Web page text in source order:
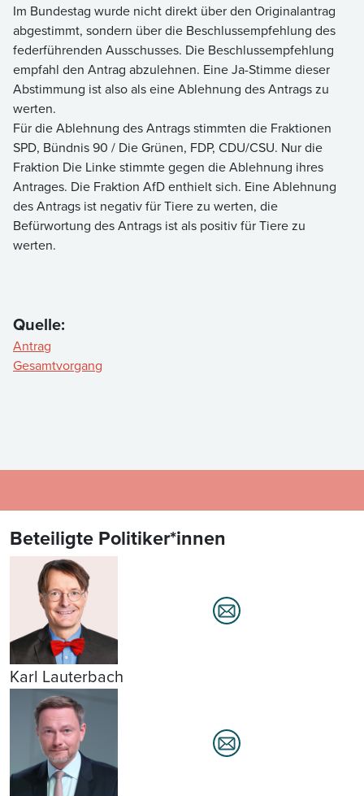
Im Bundestag wurde nicht direkt über den Originalantrag
abgestimmt, sondern über die Beschlussempfehlung des
federführenden Ausschusses. Die Beschlussempfehlung
empfahl den Antrag abzulehnen. Eine Ja-Stimme dieser
Abstimmung ist also als eine Ablehnung des Antrags zu
werten.
Für die Ablehnung des Antrags stimmten die Fraktionen
SPD, Bündnis 90 / Die Grünen, FDP, CDU/CSU. Nur die
Fraktion Die Linke stimmte gegen die Ablehnung ihres
Antrages. Die Fraktion AfD enthielt sich. Eine Ablehnung
des Antrags ist negativ für Tiere zu werten, die
Befürwortung des Antrags ist als positiv für Tiere zu
werten.
Quelle:
Antrag
Gesamtvorgang
Beteiligte Politiker*innen
Karl Lauterbach